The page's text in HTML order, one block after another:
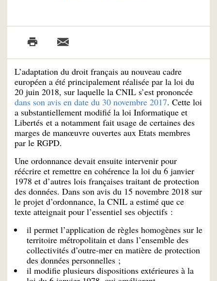
L’adaptation du droit français au nouveau cadre
européen a été principalement réalisée par la loi du
20 juin 2018, sur laquelle la CNIL s’est prononcée
dans son avis en date du 30 novembre 2017. Cette loi
a substantiellement modifié la loi Informatique et
Libertés et a notamment fait usage de certaines des
marges de manœuvre ouvertes aux Etats membres
par le RGPD.
Une ordonnance devait ensuite intervenir pour
réécrire et remettre en cohérence la loi du 6 janvier
1978 et d’autres lois françaises traitant de protection
des données. Dans son avis du 15 novembre 2018 sur
le projet d’ordonnance, la CNIL a estimé que ce
texte atteignait pour l’essentiel ses objectifs :
il permet l’application de règles homogènes sur le
territoire métropolitain et dans l’ensemble des
collectivités d’outre-mer en matière de protection
des données personnelles ;
il modifie plusieurs dispositions extérieures à la